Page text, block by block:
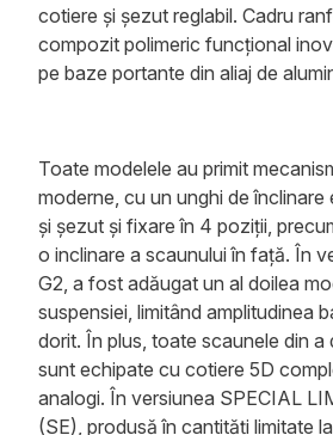
cotiere și șezut reglabil. Cadru
compozit polimeric funcțional
pe baze portante din aliaj de
Toate modelele au primit
moderne, cu un unghi de înclinare
și șezut și fixare în 4 poziții,
o inclinare a scaunului în față. În
G2, a fost adăugat un al doilea
suspensiei, limitând amplitudinea
dorit. În plus, toate scaunele din a
sunt echipate cu cotiere 5D
analogi. În versiunea SPECIAL
(SE), produsă în cantități limitate